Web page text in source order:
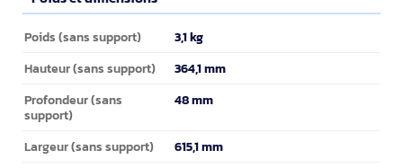
Poids et dimensions
Poids (sans support) 3,1 kg
Hauteur (sans support) 364,1 mm
Profondeur (sans
support)
48 mm
Largeur (sans support) 615,1 mm